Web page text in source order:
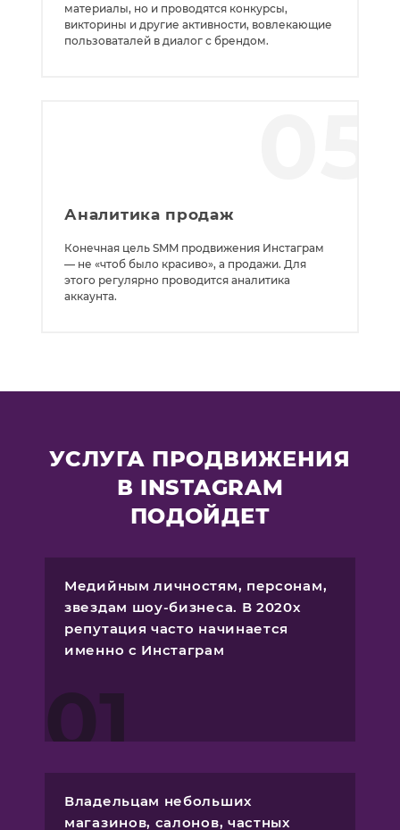
материалы, но и проводятся конкурсы,
викторины и другие активности, вовлекающие
пользоваталей в диалог с брендом.
Аналитика продаж
Конечная цель SMM продвижения Инстаграм
— не «чтоб было красиво», а продажи. Для
этого регулярно проводится аналитика
аккаунта.
УСЛУГА ПРОДВИЖЕНИЯ
В INSTAGRAM
ПОДОЙДЕТ
Медийным личностям, персонам,
звездам шоу-бизнеса. В 2020х
репутация часто начинается
именно с Инстаграм
01
Владельцам небольших
магазинов, салонов, частных